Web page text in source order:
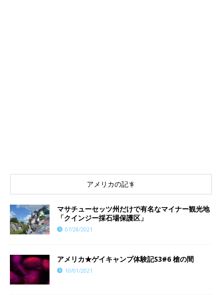
アメリカの記事
マサチューセッツ州だけで有名なマイナー観光地
「クインジー採石場保護区」
07/28/2021
アメリカ★ゲイキャンプ体験記S3#6 槍の間
10/01/2021